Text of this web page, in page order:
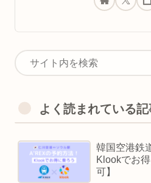
よく読まれている
韓国空港鉄
Klookでお
可】